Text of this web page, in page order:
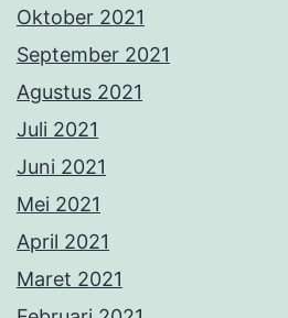
Oktober 2021
September 2021
Agustus 2021
Juli 2021
Juni 2021
Mei 2021
April 2021
Maret 2021